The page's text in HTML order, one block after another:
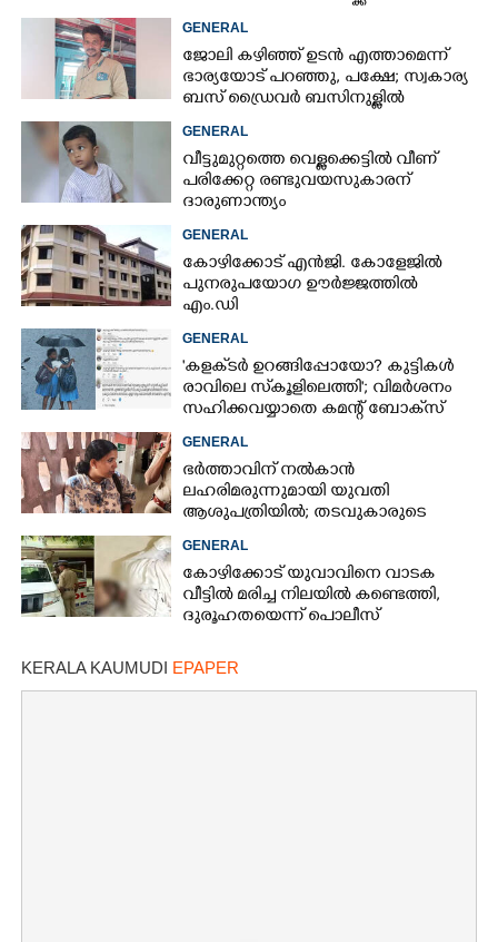
GENERAL
ജോലി കഴിഞ്ഞ് ഉടൻ എത്താമെന്ന്
ഭാര്യയോട് പറഞ്ഞു, പക്ഷേ; സ്വകാര്യ
ബസ് ഡ്രൈവ‌ർ ബസിനുള്ളിൽ
തൂങ്ങിമരിച്ച നിലയിൽ
GENERAL
വീട്ടുമുറ്റത്തെ വെള്ളക്കെട്ടിൽ വീണ്
പരിക്കേറ്റ രണ്ടുവയസുകാരന്
ദാരുണാന്ത്യം
GENERAL
കോഴിക്കോട് എൻജി. കോളേജിൽ
പുനരുപയോഗ ഊർജ്ജത്തിൽ
എം.ഡി
GENERAL
'കളക്‌ടർ ഉറങ്ങിപ്പോയോ? കുട്ടികൾ
രാവിലെ സ്‌കൂളിലെത്തി'; വിമർശനം
സഹിക്കവയ്യാതെ കമന്റ് ബോക്‌സ്
പൂട്ടി കോഴിക്കോട് കളക്‌ടർ
GENERAL
ഭർത്താവിന് നൽകാൻ
ലഹരിമരുന്നുമായി യുവതി
ആശുപത്രിയിൽ; തടവുകാരുടെ
കയ്യിൽ കൊടുത്തുവിടാൻ പദ്ധതി
GENERAL
കോഴിക്കോട് യുവാവിനെ വാടക
വീട്ടിൽ മരിച്ച നിലയിൽ കണ്ടെത്തി,
ദുരൂഹതയെന്ന് പൊലീസ്
KERALA KAUMUDI EPAPER